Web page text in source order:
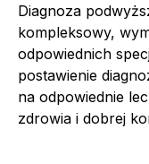
Diagnoza
kompleksowy,
odpowiednich
postawienie
na odpowiednie
zdrowia i dobrej